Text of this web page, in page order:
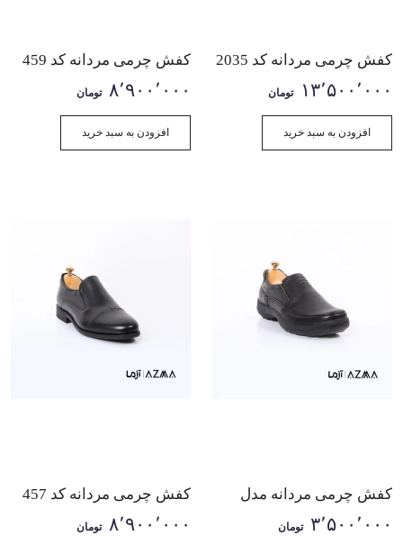
کفش چرمی مردانه کد 2035
۱۳٬۵۰۰٬۰۰۰ تومان
افزودن به سبد خرید
کفش چرمی مردانه کد 459
۸٬۹۰۰٬۰۰۰ تومان
افزودن به سبد خرید
کفش چرمی مردانه مدل
موناکو
۳٬۵۰۰٬۰۰۰ تومان
کفش چرمی مردانه کد 457
۸٬۹۰۰٬۰۰۰ تومان